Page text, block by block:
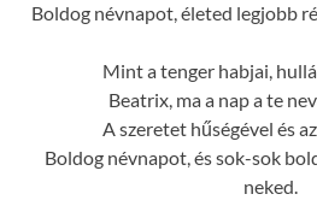
Boldog névnapot, életed legjobb
Mint a tenger habjai,
Beatrix, ma a nap a te
A szeretet hűségével és
Boldog névnapot, és sok-sok
neked.